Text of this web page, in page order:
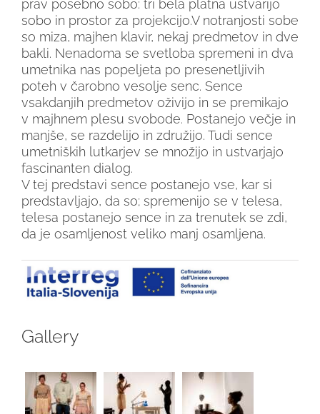
prav posebno sobo: tri bela platna ustvarijo
sobo in prostor za projekcijo.V notranjosti sobe
so miza, majhen klavir, nekaj predmetov in dve
bakli. Nenadoma se svetloba spremeni in dva
umetnika nas popeljeta po presenetljivih
poteh v čarobno vesolje senc. Sence
vsakdanjih predmetov oživijo in se premikajo
v majhnem plesu svobode. Postanejo večje in
manjše, se razdelijo in združijo. Tudi sence
umetniških lutkarjev se množijo in ustvarjajo
fascinanten dialog.
V tej predstavi sence postanejo vse, kar si
predstavljajo, da so; spremenijo se v telesa,
telesa postanejo sence in za trenutek se zdi,
da je osamljenost veliko manj osamljena.
Gallery